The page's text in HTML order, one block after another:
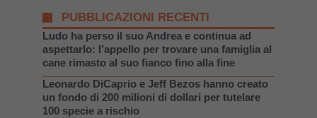
PUBBLICAZIONI RECENTI
Ludo ha perso il suo Andrea e continua ad
aspettarlo: l’appello per trovare una famiglia al
cane rimasto al suo fianco fino alla fine
Leonardo DiCaprio e Jeff Bezos hanno creato
un fondo di 200 milioni di dollari per tutelare
100 specie a rischio